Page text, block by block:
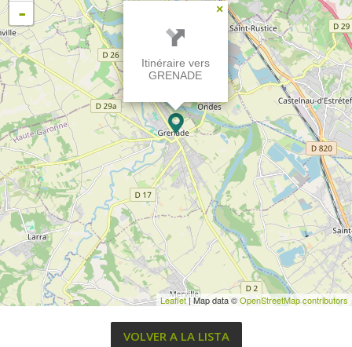
×
Itinéraire vers
GRENADE
-
Leaflet| Map data ©OpenStreetMap contributors
VOLVER A LA LISTA